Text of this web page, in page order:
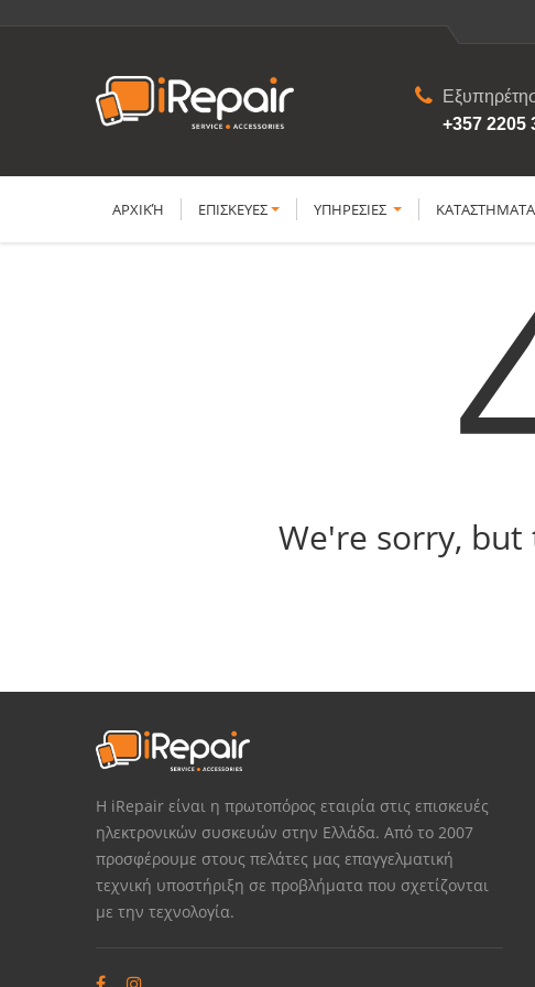
+357 2205
ΑΡΧΙΚΉ ΕΠΙΣΚΕΥΕΣ YΠΗΡΕΣΙΕΣ ΚΑΤΑΣΤΗΜΑΤΑ
We're sorry,
Η iRepair είναι η πρωτοπόρος εταιρία στις επισκευές
ηλεκτρονικών συσκευών στην Ελλάδα. Από το 2007
προσφέρουμε στους πελάτες μας επαγγελματική
τεχνική υποστήριξη σε προβλήματα που σχετίζονται
με την τεχνολογία.